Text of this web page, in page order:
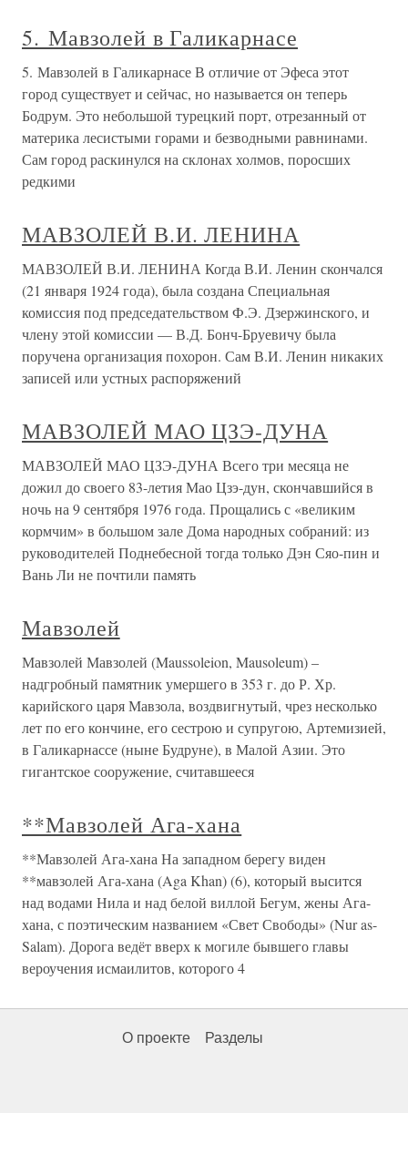
5. Мавзолей в Галикарнасе
5. Мавзолей в Галикарнасе В отличие от Эфеса этот
город существует и сейчас, но называется он теперь
Бодрум. Это небольшой турецкий порт, отрезанный от
материка лесистыми горами и безводными равнинами.
Сам город раскинулся на склонах холмов, поросших
редкими
МАВЗОЛЕЙ В.И. ЛЕНИНА
МАВЗОЛЕЙ В.И. ЛЕНИНА Когда В.И. Ленин скончался
(21 января 1924 года), была создана Специальная
комиссия под председательством Ф.Э. Дзержинского, и
члену этой комиссии — В.Д. Бонч-Бруевичу была
поручена организация похорон. Сам В.И. Ленин никаких
записей или устных распоряжений
МАВЗОЛЕЙ МАО ЦЗЭ-ДУНА
МАВЗОЛЕЙ МАО ЦЗЭ-ДУНА Всего три месяца не
дожил до своего 83-летия Мао Цзэ-дун, скончавшийся в
ночь на 9 сентября 1976 года. Прощались с «великим
кормчим» в большом зале Дома народных собраний: из
руководителей Поднебесной тогда только Дэн Сяо-пин и
Вань Ли не почтили память
Мавзолей
Мавзолей Мавзолей (Maussoleion, Mausoleum) –
надгробный памятник умершего в 353 г. до Р. Хр.
карийского царя Мавзола, воздвигнутый, чрез несколько
лет по его кончине, его сестрою и супругою, Артемизией,
в Галикарнассе (ныне Будруне), в Малой Азии. Это
гигантское сооружение, считавшееся
**Мавзолей Ага-хана
**Мавзолей Ага-хана На западном берегу виден
**мавзолей Ага-хана (Aga Khan) (6), который высится
над водами Нила и над белой виллой Бегум, жены Ага-
хана, с поэтическим названием «Свет Свободы» (Nur as-
Salam). Дорога ведёт вверх к могиле бывшего главы
вероучения исмаилитов, которого 4
О проекте Разделы